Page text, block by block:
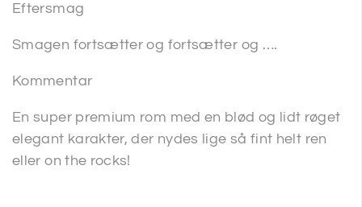
Eftersmag
Smagen fortsætter og fortsætter og ….
Kommentar
En super premium rom med en blød og lidt røget
elegant karakter, der nydes lige så fint helt ren
eller on the rocks!